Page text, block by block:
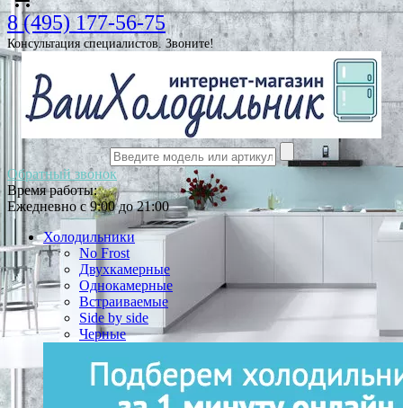
8 (495) 177-56-75
Консультация специалистов. Звоните!
Обратный звонок
Время работы:
Ежедневно с 9:00 до 21:00
Холодильники
No Frost
Двухкамерные
Однокамерные
Встраиваемые
Side by side
Черные